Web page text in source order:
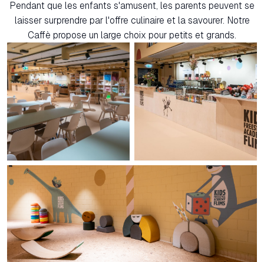
Pendant que les enfants s'amusent, les parents peuvent se
laisser surprendre par l'offre culinaire et la savourer. Notre
Caffè propose un large choix pour petits et grands.